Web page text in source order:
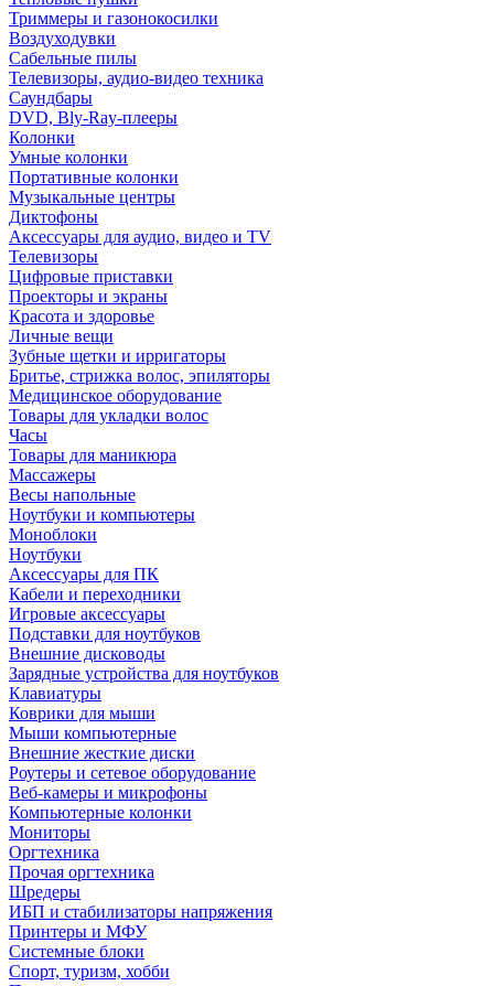
Триммеры и газонокосилки
Воздуходувки
Сабельные пилы
Телевизоры, аудио-видео техника
Саундбары
DVD, Bly-Ray-плееры
Колонки
Умные колонки
Портативные колонки
Музыкальные центры
Диктофоны
Аксессуары для аудио, видео и TV
Телевизоры
Цифровые приставки
Проекторы и экраны
Красота и здоровье
Личные вещи
Зубные щетки и ирригаторы
Бритье, стрижка волос, эпиляторы
Медицинское оборудование
Товары для укладки волос
Часы
Товары для маникюра
Массажеры
Весы напольные
Ноутбуки и компьютеры
Моноблоки
Ноутбуки
Аксессуары для ПК
Кабели и переходники
Игровые аксессуары
Подставки для ноутбуков
Внешние дисководы
Зарядные устройства для ноутбуков
Клавиатуры
Коврики для мыши
Мыши компьютерные
Внешние жесткие диски
Роутеры и сетевое оборудование
Веб-камеры и микрофоны
Компьютерные колонки
Мониторы
Оргтехника
Прочая оргтехника
Шредеры
ИБП и стабилизаторы напряжения
Принтеры и МФУ
Системные блоки
Спорт, туризм, хобби